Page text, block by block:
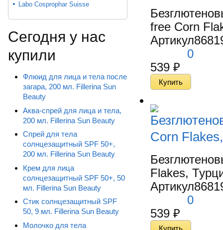
Labo Cosprophar Suisse
Сегодня у нас
купили
Флюид для лица и тела после
загара, 200 мл. Fillerina Sun
Beauty
Аква-спрей для лица и тела,
200 мл. Fillerina Sun Beauty
Спрей для тела
солнцезащитный SPF 50+,
200 мл. Fillerina Sun Beauty
Крем для лица
солнцезащитный SPF 50+, 50
мл. Fillerina Sun Beauty
Стик солнцезащитный SPF
50, 9 мл. Fillerina Sun Beauty
Молочко для тела
free Corn
Артикул
0
539 ₽
Corn
Flakes,
Артикул
0
539 ₽